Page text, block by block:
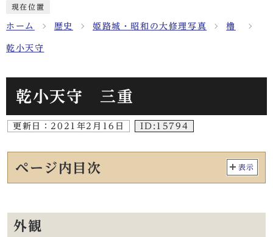
現在位置
ホーム 歴史 姫路城・昭和の大修理写真 櫓
乾小天守
乾小天守 三重
更新日： 2021年2月16日 ID:15794
ページ内目次 表示
外観